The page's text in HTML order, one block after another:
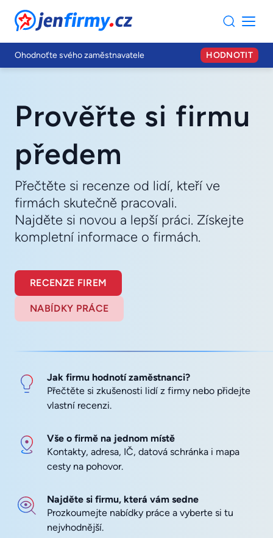
JenFirmy.cz
Ohodnoťte svého zaměstnavatele HODNOTIT
Prověřte si firmu
předem
Přečtěte si recenze od lidí, kteří ve
firmách skutečně pracovali.
Najděte si novou a lepší práci. Získejte
kompletní informace o firmách.
RECENZE FIREM
NABÍDKY PRÁCE
Jak firmu hodnotí zaměstnanci?
Přečtěte si zkušenosti lidí z firmy nebo přidejte
vlastní recenzi.
Vše o firmě na jednom místě
Kontakty, adresa, IČ, datová schránka i mapa
cesty na pohovor.
Najděte si firmu, která vám sedne
Prozkoumejte nabídky práce a vyberte si tu
nejvhodnější.